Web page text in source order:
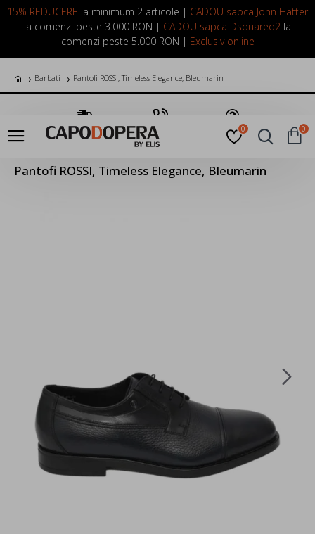
15% REDUCERE la minimum 2 articole | CADOU sapca John Hatter
la comenzi peste 3.000 RON | CADOU sapca Dsquared2 la
comenzi peste 5.000 RON | Exclusiv online
LOGIN INREGISTRARE
0 0
Barbati Pantofi ROSSI, Timeless Elegance, Bleumarin
Transport Gratuit Suna Acum Pune o Intrebare
Pantofi ROSSI, Timeless Elegance, Bleumarin